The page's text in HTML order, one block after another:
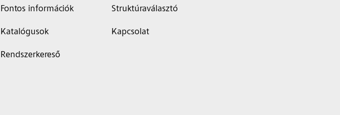
Fontos információk
Katalógusok
Rendszerkereső
Struktúraválasztó
Kapcsolat